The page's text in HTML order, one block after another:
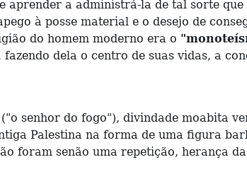
aprender a administrá-la de tal sorte
à posse material e o desejo de
do homem moderno era o
dela o centro de suas vidas, a
do fogo"), divindade moabita
Palestina na forma de uma figura
foram senão uma repetição, herança